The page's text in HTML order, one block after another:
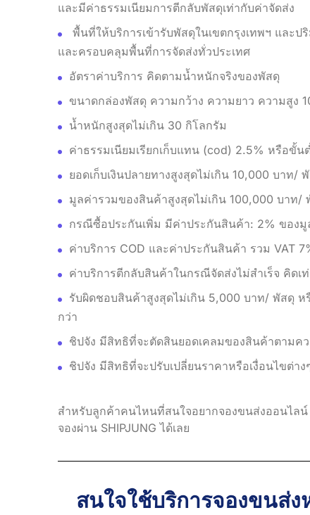
และมีค่าธรรมเนียมการตีกลับพัสดุเท่ากับค่าจัดส่ง
พื้นที่ให้บริการเข้ารับพัสดุในเขตกรุงเทพฯ แล
และครอบคลุมพื้นที่การจัดส่งทั่วประเทศ
อัตราค่าบริการ คิดตามน้ำหนักจริงของพัสดุ
ขนาดกล่องพัสดุ ความกว้าง ความยาว ความสูง
น้ำหนักสูงสุดไม่เกิน 30 กิโลกรัม
ค่าธรรมเนียมเรียกเก็บแทน (cod) 2.5% หรือขั้น
ยอดเก็บเงินปลายทางสูงสุดไม่เกิน 10,000 บาท/
มูลค่ารวมของสินค้าสูงสุดไม่เกิน 100,000 บาท/
กรณีซื้อประกันเพิ่ม มีค่าประกันสินค้า: 2% ของมู
ค่าบริการ COD และค่าประกันสินค้า รวม VAT
ค่าบริการตีกลับสินค้าในกรณีจัดส่งไม่สำเร็จ คิดเ
รับผิดชอบสินค้าสูงสุดไม่เกิน 5,000 บาท/ พัสดุ
กว่า
ชิปจัง มีสิทธิที่จะตัดสินยอดเคลมของสินค้าตามค
ชิปจัง มีสิทธิที่จะปรับเปลี่ยนราคาหรือเงื่อนไขต่า
สำหรับลูกค้าคนไหนที่สนใจอยากจองขนส่งออนไล
จองผ่าน SHIPJUNG ได้เลย
สนใจใช้บริการจองขนส่